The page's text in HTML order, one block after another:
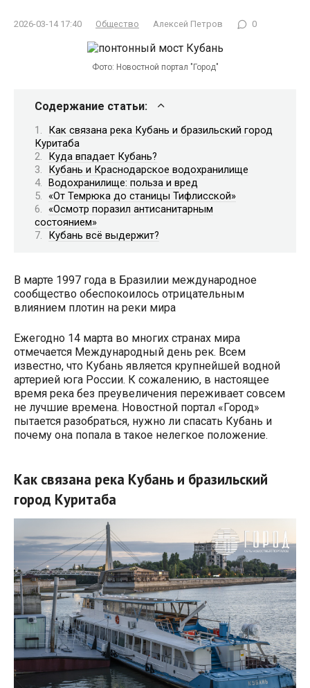
2026-03-14 17:40 Общество Алексей Петров 0
Фото: Новостной портал "Город"
Содержание статьи:
Как связана река Кубань и бразильский город
Куритаба
Куда впадает Кубань?
Кубань и Краснодарское водохранилище
Водохранилище: польза и вред
«От Темрюка до станицы Тифлисской»
«Осмотр поразил антисанитарным
состоянием»
Кубань всё выдержит?
В марте 1997 года в Бразилии международное
сообщество обеспокоилось отрицательным
влиянием плотин на реки мира
Ежегодно 14 марта во многих странах мира
отмечается Международный день рек. Всем
известно, что Кубань является крупнейшей водной
артерией юга России. К сожалению, в настоящее
время река без преувеличения переживает совсем
не лучшие времена. Новостной портал «Город»
пытается разобраться, нужно ли спасать Кубань и
почему она попала в такое нелегкое положение.
Как связана река Кубань и бразильский
город Куритаба